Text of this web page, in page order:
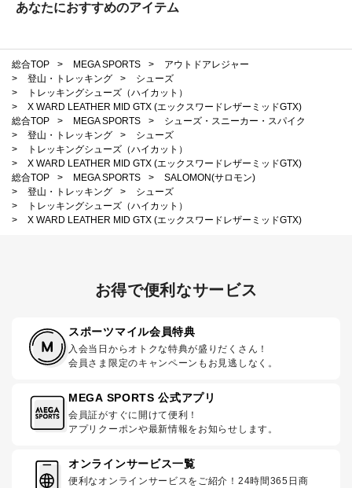
あなたにおすすめのアイテム
総合TOP > MEGA SPORTS >
アウトドアレジャー
>
登山・トレッキング >
シューズ
>
トレッキングシューズ（ハイカット）
>
X WARD LEATHER MID GTX (エックスワードレザーミッドGTX)
総合TOP
> MEGA SPORTS >
シューズ・スニーカー・スパイク
>
登山・トレッキング >
シューズ
>
トレッキングシューズ（ハイカット）
>
X WARD LEATHER MID GTX (エックスワードレザーミッドGTX)
総合TOP
> MEGA SPORTS >
SALOMON(サロモン)
>
登山・トレッキング >
シューズ
>
トレッキングシューズ（ハイカット）
>
X WARD LEATHER MID GTX (エックスワードレザーミッドGTX)
お得で便利なサービス
スポーツマイル会員特典
入会当日からオトクな特典が盛りだくさん！
会員さま限定のキャンペーンもお見逃しなく。
MEGA SPORTS 公式アプリ
会員証がすぐに開けて便利！
アプリクーポンや最新情報をお知らせします。
オンラインサービス一覧
便利なオンラインサービスをご紹介！24時間365日商